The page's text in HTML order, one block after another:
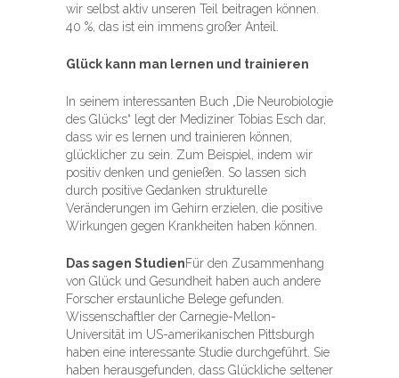
wir selbst aktiv unseren Teil beitragen können.
40 %, das ist ein immens großer Anteil.
Glück kann man lernen und trainieren
In seinem interessanten Buch „Die Neurobiologie
des Glücks“ legt der Mediziner Tobias Esch dar,
dass wir es lernen und trainieren können,
glücklicher zu sein. Zum Beispiel, indem wir
positiv denken und genießen. So lassen sich
durch positive Gedanken strukturelle
Veränderungen im Gehirn erzielen, die positive
Wirkungen gegen Krankheiten haben können.
Das sagen StudienFür den Zusammenhang
von Glück und Gesundheit haben auch andere
Forscher erstaunliche Belege gefunden.
Wissenschaftler der Carnegie-Mellon-
Universität im US-amerikanischen Pittsburgh
haben eine interessante Studie durchgeführt. Sie
haben herausgefunden, dass Glückliche seltener